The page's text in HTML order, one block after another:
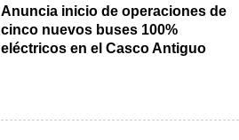
Anuncia inicio de operaciones de
cinco nuevos buses 100%
eléctricos en el Casco Antiguo